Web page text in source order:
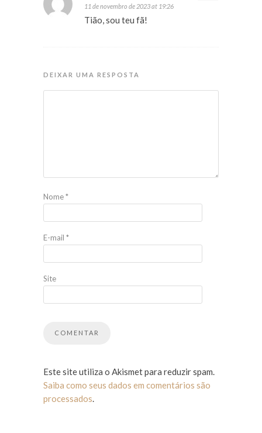
11 de novembro de 2023 at 19:26
Tião, sou teu fã!
DEIXAR UMA RESPOSTA
Nome*
E-mail *
Site
Este site utiliza o Akismet para reduzir spam.
Saiba como seus dados em comentários são
processados.